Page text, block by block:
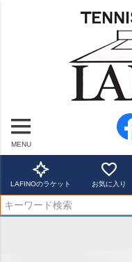
MENU
LAFINOのラケット お気に入り